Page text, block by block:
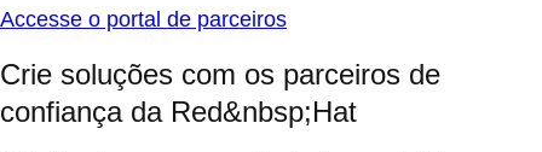
Accesse o portal de parceiros
Crie soluções com os parceiros de
confiança da Red&nbsp;Hat